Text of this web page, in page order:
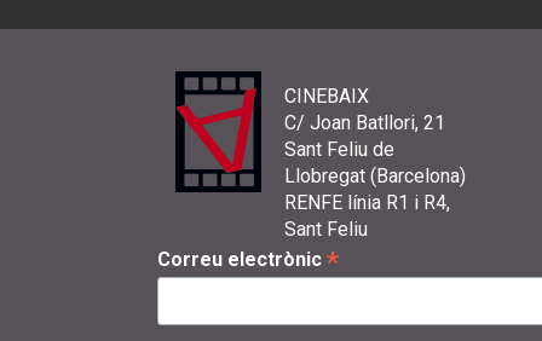
CINEBAIX
C/ Joan Batllori, 21
Sant Feliu de
Llobregat (Barcelona)
RENFE línia R1 i R4,
Sant Feliu
Correu electrònic *